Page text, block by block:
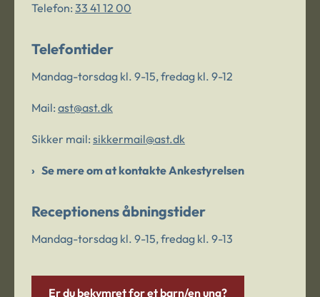
Telefon: 33 41 12 00
Telefontider
Mandag-torsdag kl. 9-15, fredag kl. 9-12
Mail: ast@ast.dk
Sikker mail: sikkermail@ast.dk
Se mere om at kontakte Ankestyrelsen
Receptionens åbningstider
Mandag-torsdag kl. 9-15, fredag kl. 9-13
Er du bekymret for et barn/en ung?